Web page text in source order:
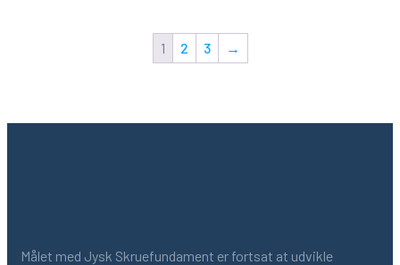
1 2 3 →
Målet med Jysk Skruefundament er fortsat at udvikle